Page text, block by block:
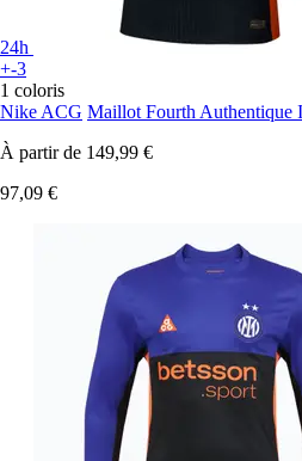
24h
+-3
1 coloris
Nike ACG Maillot Fourth Authentique
À partir de 149,99 €
97,09 €